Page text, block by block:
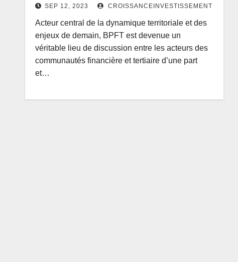
SEP 12, 2023 CROISSANCEINVESTISSEMENT
Acteur central de la dynamique territoriale et des
enjeux de demain, BPFT est devenue un
véritable lieu de discussion entre les acteurs des
communautés financière et tertiaire d’une part
et…